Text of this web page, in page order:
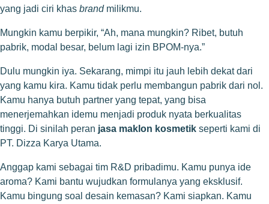
yang jadi ciri khas brandmilikmu.
Mungkin kamu berpikir, “Ah, mana mungkin? Ribet, butuh
pabrik, modal besar, belum lagi izin BPOM-nya.”
Dulu mungkin iya. Sekarang, mimpi itu jauh lebih dekat dari
yang kamu kira. Kamu tidak perlu membangun pabrik dari nol.
Kamu hanya butuh partner yang tepat, yang bisa
menerjemahkan idemu menjadi produk nyata berkualitas
tinggi. Di sinilah peran jasa maklon kosmetik seperti kami di
PT. Dizza Karya Utama.
Anggap kami sebagai tim R&D pribadimu. Kamu punya ide
aroma? Kami bantu wujudkan formulanya yang eksklusif.
Kamu bingung soal desain kemasan? Kami siapkan. Kamu